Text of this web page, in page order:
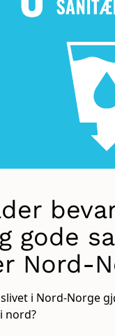
gode
Nord-
i Nord-Norge
nord?